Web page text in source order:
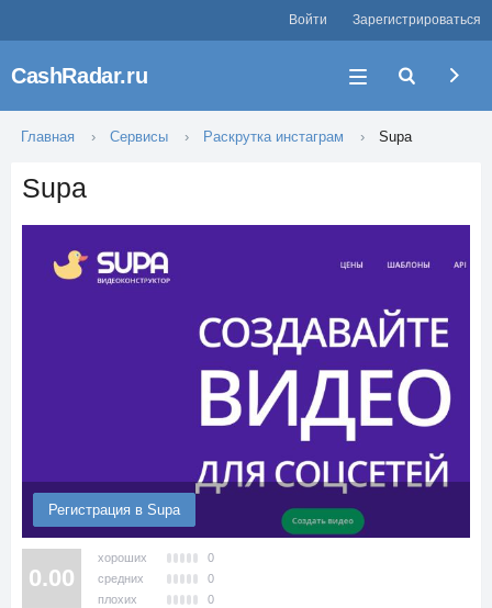
Войти Зарегистрироваться
CashRadar.ru
Главная Сервисы Раскрутка инстаграм Supa
Supa
Регистрация в Supa
0.00
хороших
0
средних
0
плохих
0